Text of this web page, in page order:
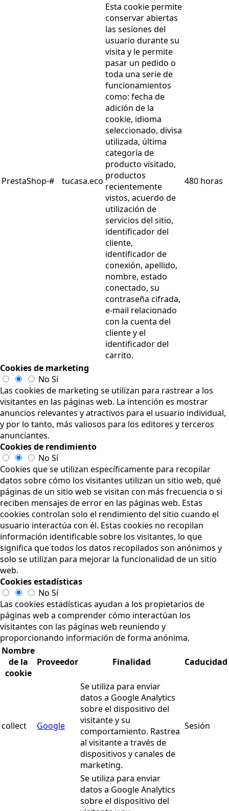
PrestaShop-# tucasa.eco
Esta cookie permite
conservar abiertas
las sesiones del
usuario durante su
visita y le permite
pasar un pedido o
toda una serie de
funcionamientos
como: fecha de
adición de la
cookie, idioma
seleccionado, divisa
utilizada, última
categoría de
producto visitado,
productos
recientemente
vistos, acuerdo de
utilización de
servicios del sitio,
identificador del
cliente,
identificador de
conexión, apellido,
nombre, estado
conectado, su
contraseña cifrada,
e-mail relacionado
con la cuenta del
cliente y el
identificador del
carrito.
480 horas
Cookies de marketing
No Sí
Las cookies de marketing se utilizan para rastrear a los
visitantes en las páginas web. La intención es mostrar
anuncios relevantes y atractivos para el usuario individual,
y por lo tanto, más valiosos para los editores y terceros
anunciantes.
Cookies de rendimiento
No Sí
Cookies que se utilizan específicamente para recopilar
datos sobre cómo los visitantes utilizan un sitio web, qué
páginas de un sitio web se visitan con más frecuencia o si
reciben mensajes de error en las páginas web. Estas
cookies controlan solo el rendimiento del sitio cuando el
usuario interactúa con él. Estas cookies no recopilan
información identificable sobre los visitantes, lo que
significa que todos los datos recopilados son anónimos y
solo se utilizan para mejorar la funcionalidad de un sitio
web.
Cookies estadísticas
No Sí
Las cookies estadísticas ayudan a los propietarios de
páginas web a comprender cómo interactúan los
visitantes con las páginas web reuniendo y
proporcionando información de forma anónima.
Nombre
de la
cookie
Proveedor Finalidad Caducidad
collect Google
Se utiliza para enviar
datos a Google Analytics
sobre el dispositivo del
visitante y su
comportamiento. Rastrea
al visitante a través de
dispositivos y canales de
marketing.
Sesión
Se utiliza para enviar
datos a Google Analytics
sobre el dispositivo del